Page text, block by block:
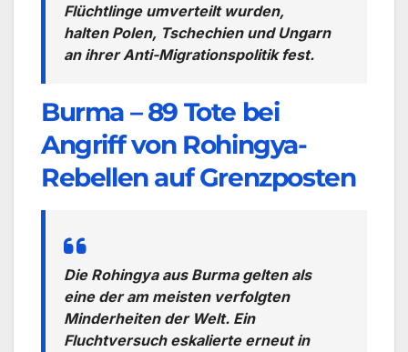
Flüchtlinge umverteilt wurden,
halten Polen, Tschechien und Ungarn
an ihrer Anti-Migrationspolitik fest.
Burma – 89 Tote bei
Angriff von Rohingya-
Rebellen auf Grenzposten
Die Rohingya aus Burma gelten als
eine der am meisten verfolgten
Minderheiten der Welt. Ein
Fluchtversuch eskalierte erneut in